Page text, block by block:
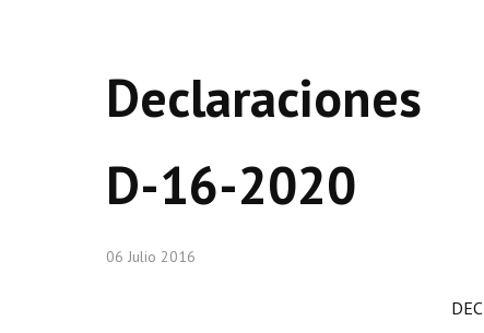
Declaraciones
D-16-2020
06 Julio 2016